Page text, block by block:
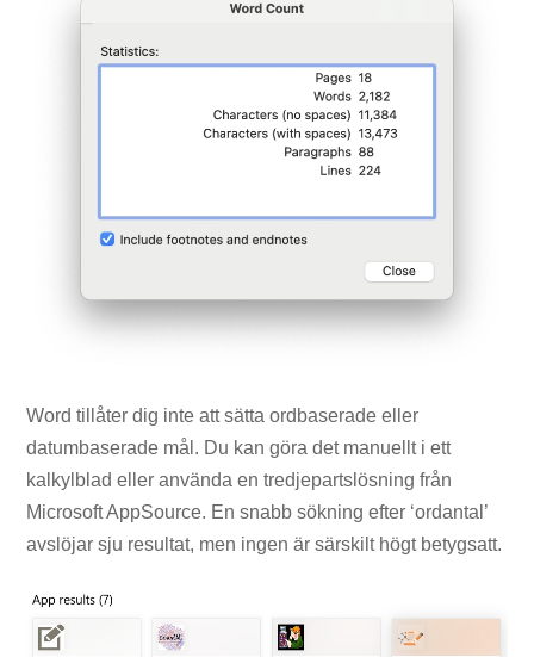
Word tillåter dig inte att sätta ordbaserade eller
datumbaserade mål. Du kan göra det manuellt i ett
kalkylblad eller använda en tredjepartslösning från
Microsoft AppSource. En snabb sökning efter ‘ordantal’
avslöjar sju resultat, men ingen är särskilt högt betygsatt.